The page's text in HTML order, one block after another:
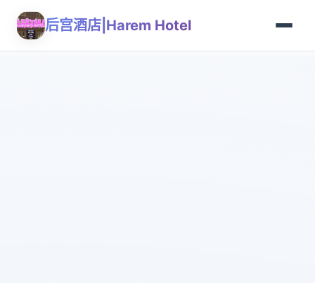
后宫酒店|Harem Hotel